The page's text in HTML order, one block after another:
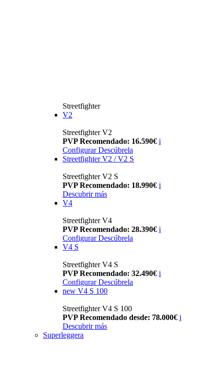
Streetfighter
V2
Streetfighter V2
PVP Recomendado: 16.590€ i
Configurar Descúbrela
Streetfighter V2 / V2 S
Streetfighter V2 S
PVP Recomendado: 18.990€ i
Descubrir más
V4
Streetfighter V4
PVP Recomendado: 28.390€ i
Configurar Descúbrela
V4 S
Streetfighter V4 S
PVP Recomendado: 32.490€ i
Configurar Descúbrela
new V4 S 100
Streetfighter V4 S 100
PVP Recomendado desde: 78.000€ i
Descubrir más
Superleggera